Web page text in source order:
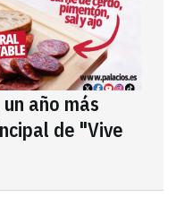
año más
de "Vive